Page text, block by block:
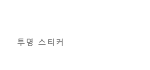
투명 스티커